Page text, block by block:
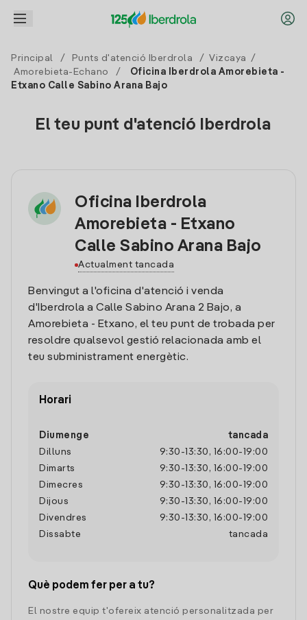
Principal / Punts d'atenció Iberdrola / Vizcaya
/
Amorebieta-Echano
/
Oficina Iberdrola Amorebieta -
Etxano Calle Sabino Arana Bajo
El teu punt d'atenció Iberdrola
Oficina Iberdrola
Amorebieta - Etxano
Calle Sabino Arana Bajo
Actualment tancada
Benvingut a l'oficina d'atenció i venda
d'Iberdrola a Calle Sabino Arana 2 Bajo, a
Amorebieta - Etxano, el teu punt de trobada per
resoldre qualsevol gestió relacionada amb el
teu subministrament energètic.
Horari
Diumenge
tancada
Dilluns
9:30 - 13:30 , 16:00- 19:00
Dimarts
9:30 - 13:30 , 16:00- 19:00
Dimecres
9:30 - 13:30 , 16:00- 19:00
Dijous
9:30 - 13:30 , 16:00- 19:00
Divendres
9:30 - 13:30 , 16:00- 19:00
Dissabte
tancada
Què podem fer per a tu?
El nostre equip t'ofereix atenció personalitzada per